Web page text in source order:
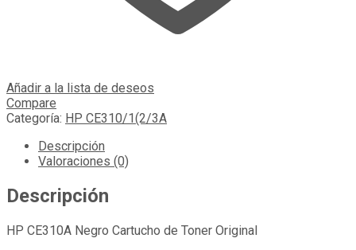
Añadir a la lista de deseos
Compare
Categoría: HP CE310/1(2/3A
Descripción
Valoraciones (0)
Descripción
HP CE310A Negro Cartucho de Toner Original